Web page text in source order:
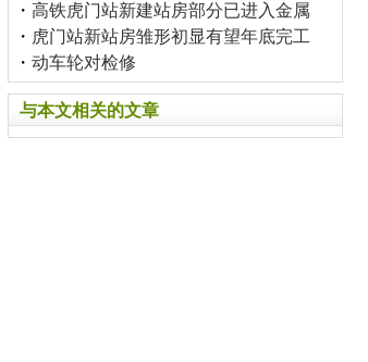
・ 高铁虎门站新建站房部分已进入金属
・ 虎门站新站房雏形初显有望年底完工
・ 动车轮对检修
与本文相关的文章